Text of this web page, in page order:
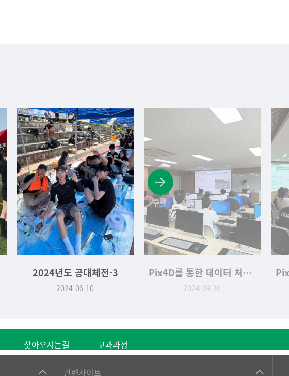
2024년도 공대체전-3
2024-06-10
Pix4D를 통한 데이터 처리 교육-3
2024-09-20
찾아오시는길 교과과정
관련사이트